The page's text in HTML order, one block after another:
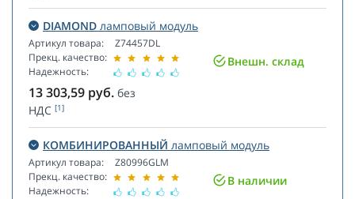
DIAMOND ламповый модуль
Артикул товара:
Прекц. качество:
Надежность:
Z74457DL
Внешн. склад
13 303,59 руб. без
НДС [1]
КОМБИНИРОВАННЫЙ ламповый модуль
Артикул товара:
Прекц. качество:
Надежность:
Z80996GLM
В наличии